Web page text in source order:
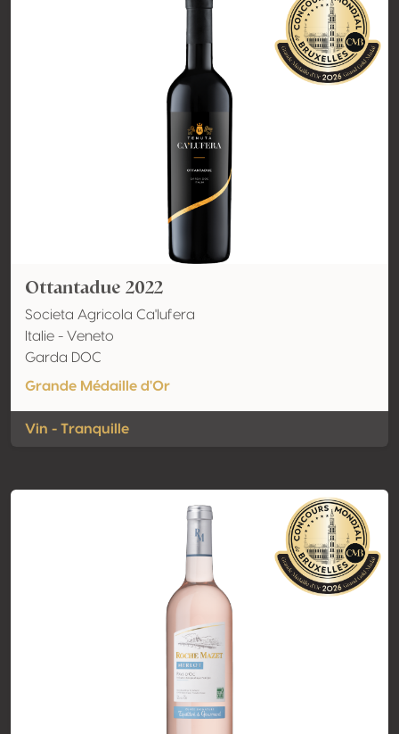
Ottantadue 2022
Societa Agricola Ca'lufera
Italie - Veneto
Garda DOC
Grande Médaille d'Or
Vin - Tranquille